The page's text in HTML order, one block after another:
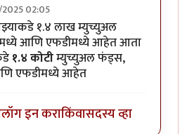
02:05
१.४ लाख म्युच्युअल
आणि एफडीमध्ये आहेत आता
१.४ कोटीम्युच्युअल फंड्स,
एफडीमध्ये आहेत
लॉग इन कराकिंवासदस्य व्हा